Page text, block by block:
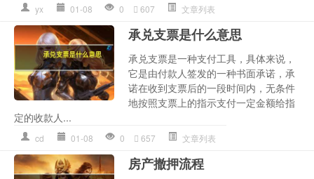
yx 01-08 0 607 文章列表
承兑支票是什么意思
承兑支票是一种支付工具，具体来说，
它是由付款人签发的一种书面承诺，承
诺在收到支票后的一段时间内，无条件
地按照支票上的指示支付一定金额给指
定的收款人...
cd 01-08 0 657 文章列表
房产撤押流程